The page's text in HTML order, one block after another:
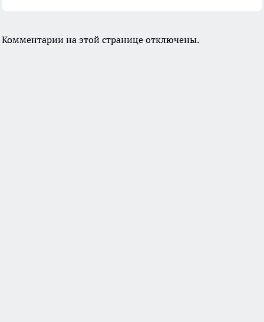
Комментарии на этой странице отключены.